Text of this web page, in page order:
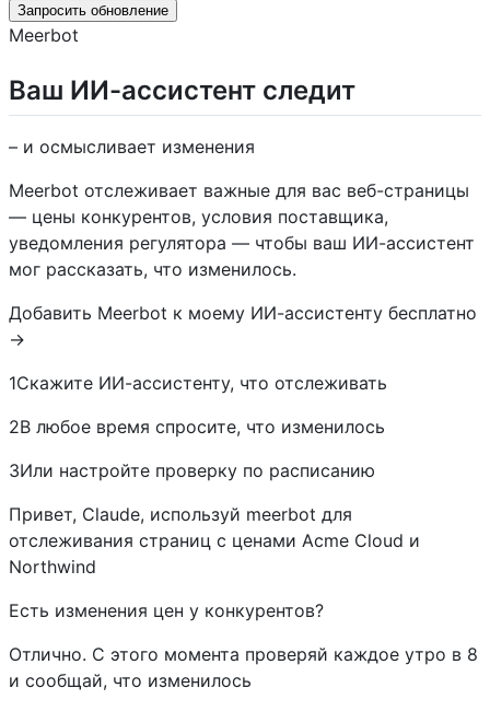
Запросить обновление
Meerbot
Ваш ИИ-ассистент следит
– и осмысливает изменения
Meerbot отслеживает важные для вас веб-страницы
— цены конкурентов, условия поставщика,
уведомления регулятора — чтобы ваш ИИ-ассистент
мог рассказать, что изменилось.
Добавить Meerbot к моему ИИ-ассистенту бесплатно
→
1Скажите ИИ-ассистенту, что отслеживать
2В любое время спросите, что изменилось
3Или настройте проверку по расписанию
Привет, Claude, используй meerbot для
отслеживания страниц с ценами Acme Cloud и
Northwind
Есть изменения цен у конкурентов?
Отлично. С этого момента проверяй каждое утро в 8
и сообщай, что изменилось